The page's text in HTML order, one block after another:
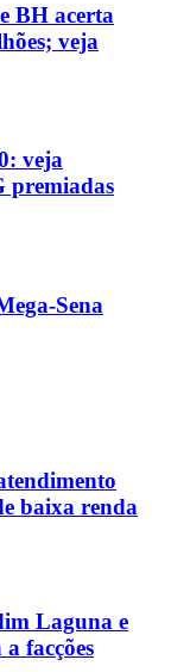
BH acerta
veja
veja
premiadas
Sena
baixa renda
Laguna e
facções